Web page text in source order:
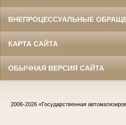
ВНЕПРОЦЕССУАЛЬНЫЕ
КАРТА САЙТА
ОБЫЧНАЯ ВЕРСИЯ САЙТА
2006-2026 «Государственная